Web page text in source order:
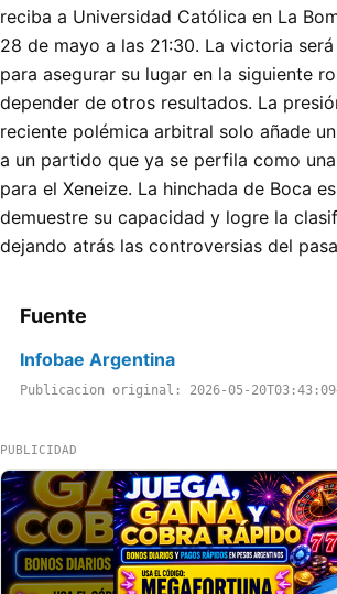
reciba a Universidad Católica en La
28 de mayo a las 21:30. La victoria
para asegurar su lugar en la siguiente
depender de otros resultados. La
reciente polémica arbitral solo añade
a un partido que ya se perfila como
para el Xeneize. La hinchada de Boca
demuestre su capacidad y logre la
dejando atrás las controversias del
Fuente
Infobae Argentina
Publicacion original: 2026-05-
PUBLICIDAD